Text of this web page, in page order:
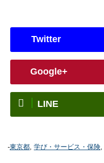
Twitter
Google+
LINE
-東京都, 学び・サービス・保険,